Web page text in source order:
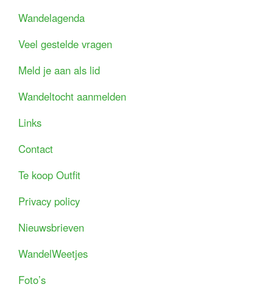
Wandelagenda
Veel gestelde vragen
Meld je aan als lid
Wandeltocht aanmelden
Links
Contact
Te koop Outfit
Privacy policy
Nieuwsbrieven
WandelWeetjes
Foto’s